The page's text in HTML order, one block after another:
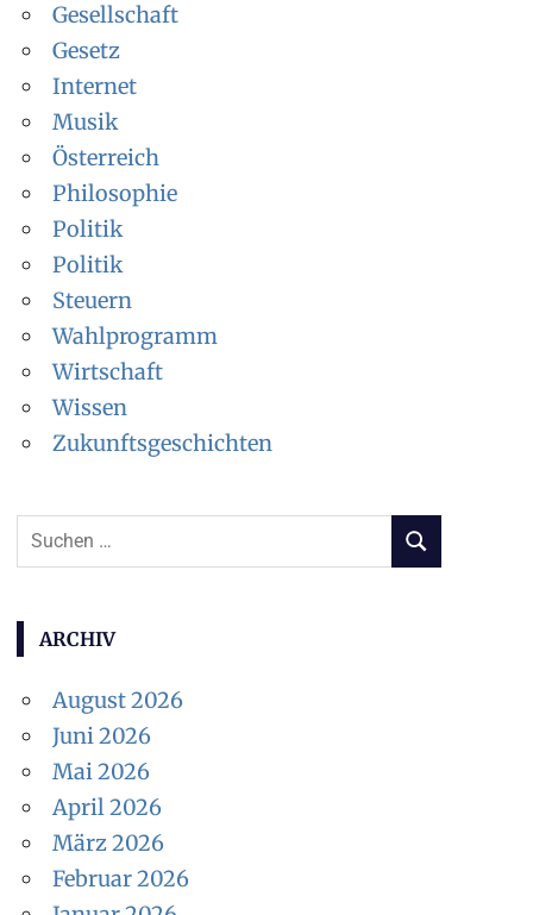
Gesellschaft
Gesetz
Internet
Musik
Österreich
Philosophie
Politik
Politik
Steuern
Wahlprogramm
Wirtschaft
Wissen
Zukunftsgeschichten
u
n
n
a
c
h
:
S
ARCHIV
August 2026
Juni 2026
Mai 2026
April 2026
März 2026
Februar 2026